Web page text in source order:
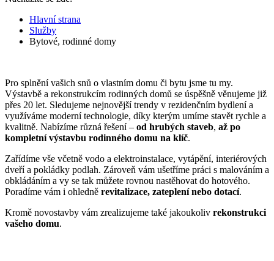
Hlavní strana
Služby
Bytové, rodinné domy
Pro splnění vašich snů o vlastním domu či bytu jsme tu my.
Výstavbě a rekonstrukcím rodinných domů se úspěšně věnujeme již
přes 20 let. Sledujeme nejnovější trendy v rezidenčním bydlení a
využíváme moderní technologie, díky kterým umíme stavět rychle a
kvalitně. Nabízíme různá řešení – od hrubých staveb, až po
kompletní výstavbu rodinného domu na klíč.
Zařídíme vše včetně vodo a elektroinstalace, vytápění, interiérových
dveří a pokládky podlah. Zároveň vám ušetříme práci s malováním a
obkládáním a vy se tak můžete rovnou nastěhovat do hotového.
Poradíme vám i ohledně revitalizace, zateplení nebo dotací.
Kromě novostavby vám zrealizujeme také jakoukoliv rekonstrukci
vašeho domu.